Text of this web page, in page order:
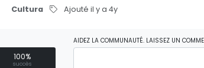
Cultura Ajouté il y a 4y
100%
succès
AIDEZ LA COMMUNAUTÉ. LAISSEZ UN